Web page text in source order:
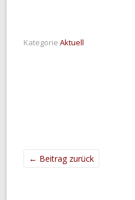
Kategorie Aktuell
← Beitrag zurück